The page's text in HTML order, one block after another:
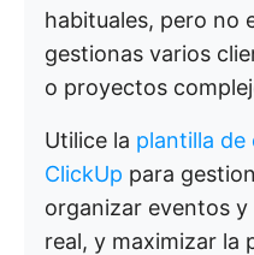
habituales, pero no
gestionas varios
o proyectos
Utilice la plantilla de
ClickUp para
organizar eventos
real, y maximizar la